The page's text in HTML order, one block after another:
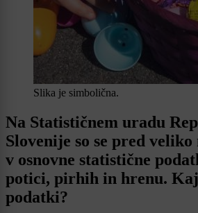
Slika je simbolična.
Na Statističnem uradu
Slovenije so se pred
v osnovne statistične
potici, pirhih in hrenu.
podatki?